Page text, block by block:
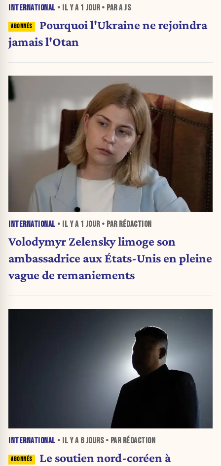
INTERNATIONAL • IL Y A 1 JOUR• PAR A JS
Pourquoi l'Ukraine ne rejoindra
jamais l'Otan
INTERNATIONAL • IL Y A 1 JOUR• PAR RÉDACTION
Volodymyr Zelensky limoge son
ambassadrice aux États-Unis en pleine
vague de remaniements
INTERNATIONAL • IL Y A 6 JOURS• PAR RÉDACTION
Le soutien nord-coréen à